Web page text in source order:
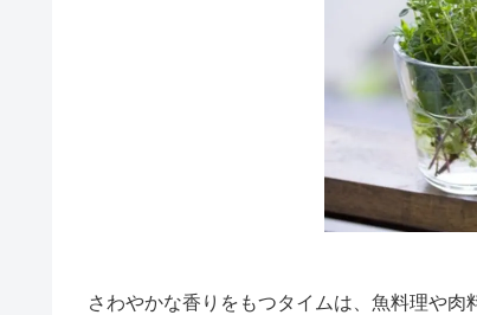
さわやかな香りをもつタイムは、魚料理や